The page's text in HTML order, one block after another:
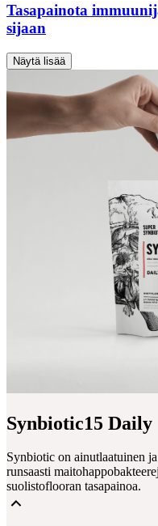
Tasapainota
sijaan
Näytä lisää
Synbiotic15 Daily
Synbiotic on ainutlaatuinen
runsaasti
suolistoflooran tasapainoa.